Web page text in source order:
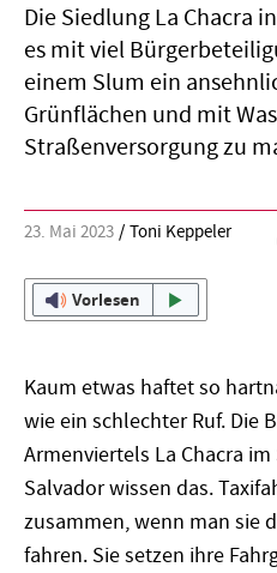
Die Siedlung La Chacra
es mit viel
einem Slum ein
Grünflächen und mit
Straßenversorgung zu
23. Mai 2023 Toni Keppeler
Vorlesen
Kaum etwas haftet so
wie ein schlechter Ruf. Die
Armenviertels La Chacra
Salvador wissen das.
zusammen, wenn man sie
fahren. Sie setzen ihre